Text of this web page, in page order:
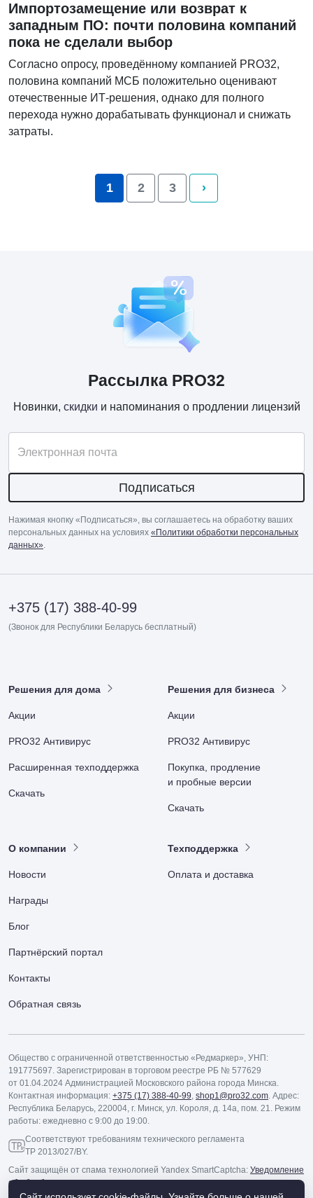
Импортозамещение или возврат к
западным ПО: почти половина компаний
пока не сделали выбор
Согласно опросу, проведённому компанией PRO32,
половина компаний МСБ положительно оценивают
отечественные ИТ-решения, однако для полного
перехода нужно дорабатывать функционал и снижать
затраты.
1 2 3 ›
Рассылка PRO32
Новинки, скидки и напоминания о продлении лицензий
Электронная почта
Подписаться
Нажимая кнопку «Подписаться», вы соглашаетесь на обработку ваших
персональных данных на условиях «Политики обработки персональных
данных»
+375 (17) 388-40-99
(Звонок для Республики Беларусь бесплатный)
Решения для дома
Акции
PRO32 Антивирус
Расширенная техподдержка
Скачать
Решения для бизнеса
Акции
PRO32 Антивирус
Покупка, продление
и пробные версии
Скачать
О компании
Новости
Награды
Блог
Партнёрский портал
Контакты
Обратная связь
Техподдержка
Оплата и доставка
Общество с ограниченной ответственностью «Редмаркер», УНП:
191775697. Зарегистрирован в торговом реестре РБ № 577629
от 01.04.2024 Администрацией Московского района города Минска.
Контактная информация: +375 (17) 388-40-99, shop1@pro32.com. Адрес:
Республика Беларусь, 220004, г. Минск, ул. Короля, д. 14а, пом. 21. Режим
работы: ежедневно с 9:00 до 19:00.
Соответствуют требованиям технического регламента
ТР 2013/027/BY.
Сайт защищён от спама технологией Yandex SmartCaptcha: Уведомление
об обработке данных.